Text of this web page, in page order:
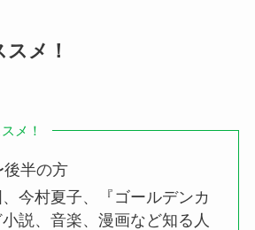
メ！
メ！
後半の方
今村夏子、『ゴールデンカ
説、音楽、漫画など知る人